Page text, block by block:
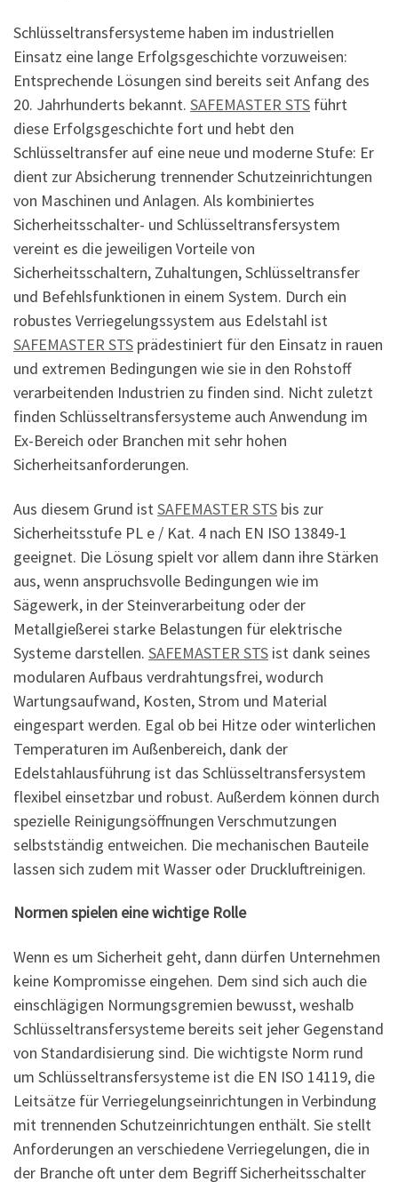
Schlüsseltransfersysteme haben im industriellen
Einsatz eine lange Erfolgsgeschichte vorzuweisen:
Entsprechende Lösungen sind bereits seit Anfang des
20. Jahrhunderts bekannt. SAFEMASTER STS führt
diese Erfolgsgeschichte fort und hebt den
Schlüsseltransfer auf eine neue und moderne Stufe: Er
dient zur Absicherung trennender Schutzeinrichtungen
von Maschinen und Anlagen. Als kombiniertes
Sicherheitsschalter- und Schlüsseltransfersystem
vereint es die jeweiligen Vorteile von
Sicherheitsschaltern, Zuhaltungen, Schlüsseltransfer
und Befehlsfunktionen in einem System. Durch ein
robustes Verriegelungssystem aus Edelstahl ist
SAFEMASTER STS prädestiniert für den Einsatz in rauen
und extremen Bedingungen wie sie in den Rohstoff
verarbeitenden Industrien zu finden sind. Nicht zuletzt
finden Schlüsseltransfersysteme auch Anwendung im
Ex-Bereich oder Branchen mit sehr hohen
Sicherheitsanforderungen.
Aus diesem Grund istSAFEMASTER STS bis zur
Sicherheitsstufe PL e / Kat. 4 nach EN ISO 13849-1
geeignet. Die Lösung spielt vor allem dann ihre Stärken
aus, wenn anspruchsvolle Bedingungen wie im
Sägewerk, in der Steinverarbeitung oder der
Metallgießerei starke Belastungen für elektrische
Systeme darstellen. SAFEMASTER STS ist dank seines
modularen Aufbaus verdrahtungsfrei, wodurch
Wartungsaufwand, Kosten, Strom und Material
eingespart werden. Egal ob bei Hitze oder winterlichen
Temperaturen im Außenbereich, dank der
Edelstahlausführung ist das Schlüsseltransfersystem
flexibel einsetzbar und robust. Außerdem können durch
spezielle Reinigungsöffnungen Verschmutzungen
selbstständig entweichen. Die mechanischen Bauteile
lassen sich zudem mit Wasser oder Druckluftreinigen.
Normen spielen eine wichtige Rolle
Wenn es um Sicherheit geht, dann dürfen Unternehmen
keine Kompromisse eingehen. Dem sind sich auch die
einschlägigen Normungsgremien bewusst, weshalb
Schlüsseltransfersysteme bereits seit jeher Gegenstand
von Standardisierung sind. Die wichtigste Norm rund
um Schlüsseltransfersysteme ist die EN ISO 14119, die
Leitsätze für Verriegelungseinrichtungen in Verbindung
mit trennenden Schutzeinrichtungen enthält. Sie stellt
Anforderungen an verschiedene Verriegelungen, die in
der Branche oft unter dem Begriff Sicherheitsschalter